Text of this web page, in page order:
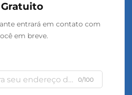
Gratuito
entrará em contato com
em breve.
0/100